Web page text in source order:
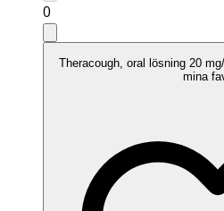
0
Theracough, oral lösning 20
mina